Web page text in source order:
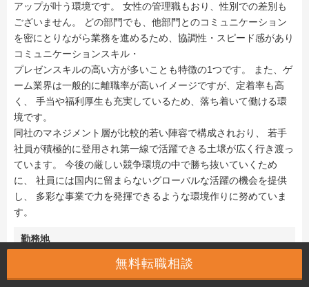
アップが叶う環境です。 女性の管理職もおり、性別での差別も
ございません。 どの部門でも、他部門とのコミュニケーション
を密にとりながら業務を進めるため、協調性・スピード感があり
コミュニケーションスキル・
プレゼンスキルの高い方が多いことも特徴の1つです。 また、ゲ
ーム業界は一般的に離職率が高いイメージですが、定着率も高
く、 手当や福利厚生も充実しているため、落ち着いて働ける環
境です。
同社のマネジメント層が比較的若い陣容で構成されおり、 若手
社員が積極的に登用され第一線で活躍できる土壌が広く行き渡っ
ています。 今後の厳しい競争環境の中で勝ち抜いていくため
に、 社員には国内に留まらないグローバルな活躍の機会を提供
し、 多彩な事業で力を発揮できるような環境作りに努めていま
す。
勤務地
無料転職相談